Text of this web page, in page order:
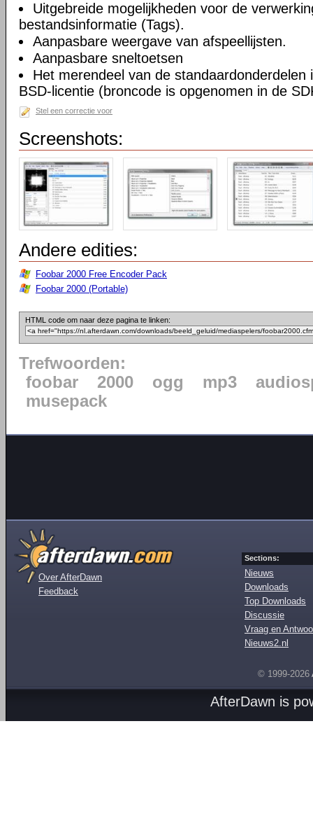
Uitgebreide mogelijkheden voor de
bestandsinformatie (Tags).
Aanpasbare weergave van afspeellijsten.
Aanpasbare sneltoetsen
Het merendeel van de standaardonderdelen
BSD-licentie (broncode is opgenomen in de
Stel een correctie voor
Screenshots:
Andere edities:
Foobar 2000 Free Encoder Pack
Foobar 2000 (Portable)
HTML code om naar deze pagina te linken:
Trefwoorden:
foobar
2000 ogg mp3
musepack
Over AfterDawn
Feedback
Sections:
Nieuws
Downloads
Top Downloads
Discussie
Vraag en
Nieuws2.nl
© 1999-2026
AfterDawn is